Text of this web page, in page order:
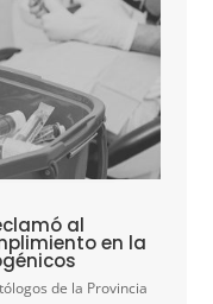
al
en la
de la Provincia